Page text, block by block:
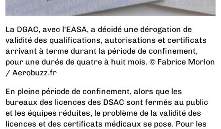
La DGAC, avec l'EASA, a décidé une dérogation de
validité des qualifications, autorisations et certificats
arrivant à terme durant la période de confinement,
pour une durée de quatre à huit mois. © Fabrice Morlon
/ Aerobuzz.fr
En pleine période de confinement, alors que les
bureaux des licences des DSAC sont fermés au public
et les équipes réduites, le problème de la validité des
licences et des certificats médicaux se pose. Pour les